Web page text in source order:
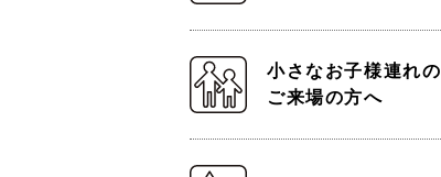
小さなお子様連れの
ご来場の方へ